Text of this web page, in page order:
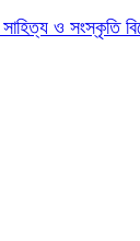
সাহিত্য ও সংস্কৃতি